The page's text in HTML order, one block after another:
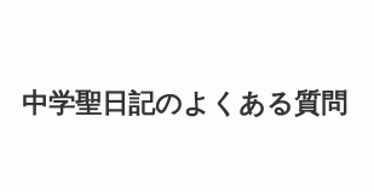
中学聖日記のよくある質問